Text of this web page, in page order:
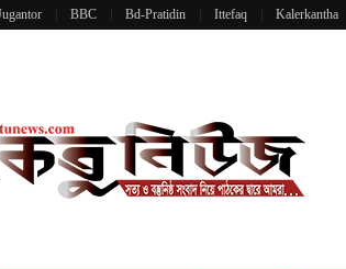
BBC Bd-Pratidin Ittefaq Kalerkantha